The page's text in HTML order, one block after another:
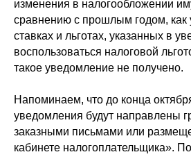
изменения в налогообложении
сравнению с прошлым годом, как
ставках и льготах, указанных в
воспользоваться налоговой
такое уведомление не получено.
Напоминаем, что до конца
уведомления будут направлены
заказными письмами или
кабинете налогоплательщика».